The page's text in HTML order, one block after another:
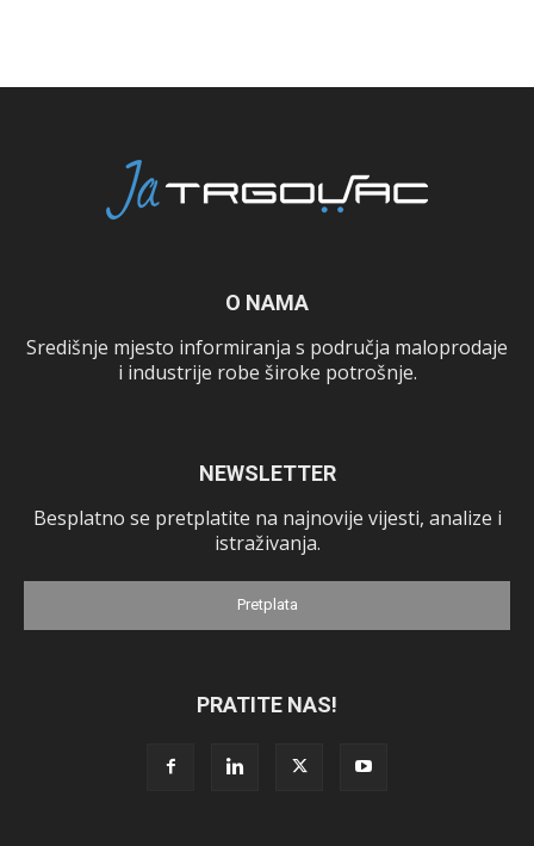
O NAMA
Središnje mjesto informiranja s područja maloprodaje
i industrije robe široke potrošnje.
NEWSLETTER
Besplatno se pretplatite na najnovije vijesti, analize i
istraživanja.
Pretplata
PRATITE NAS!